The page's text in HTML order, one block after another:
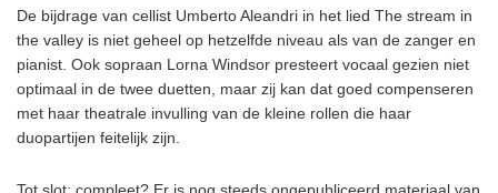
De bijdrage van cellist Umberto Aleandri in het lied The stream in
the valley is niet geheel op hetzelfde niveau als van de zanger en
pianist. Ook sopraan Lorna Windsor presteert vocaal gezien niet
optimaal in de twee duetten, maar zij kan dat goed compenseren
met haar theatrale invulling van de kleine rollen die haar
duopartijen feitelijk zijn.
Tot slot: compleet? Er is nog steeds ongepubliceerd materiaal van